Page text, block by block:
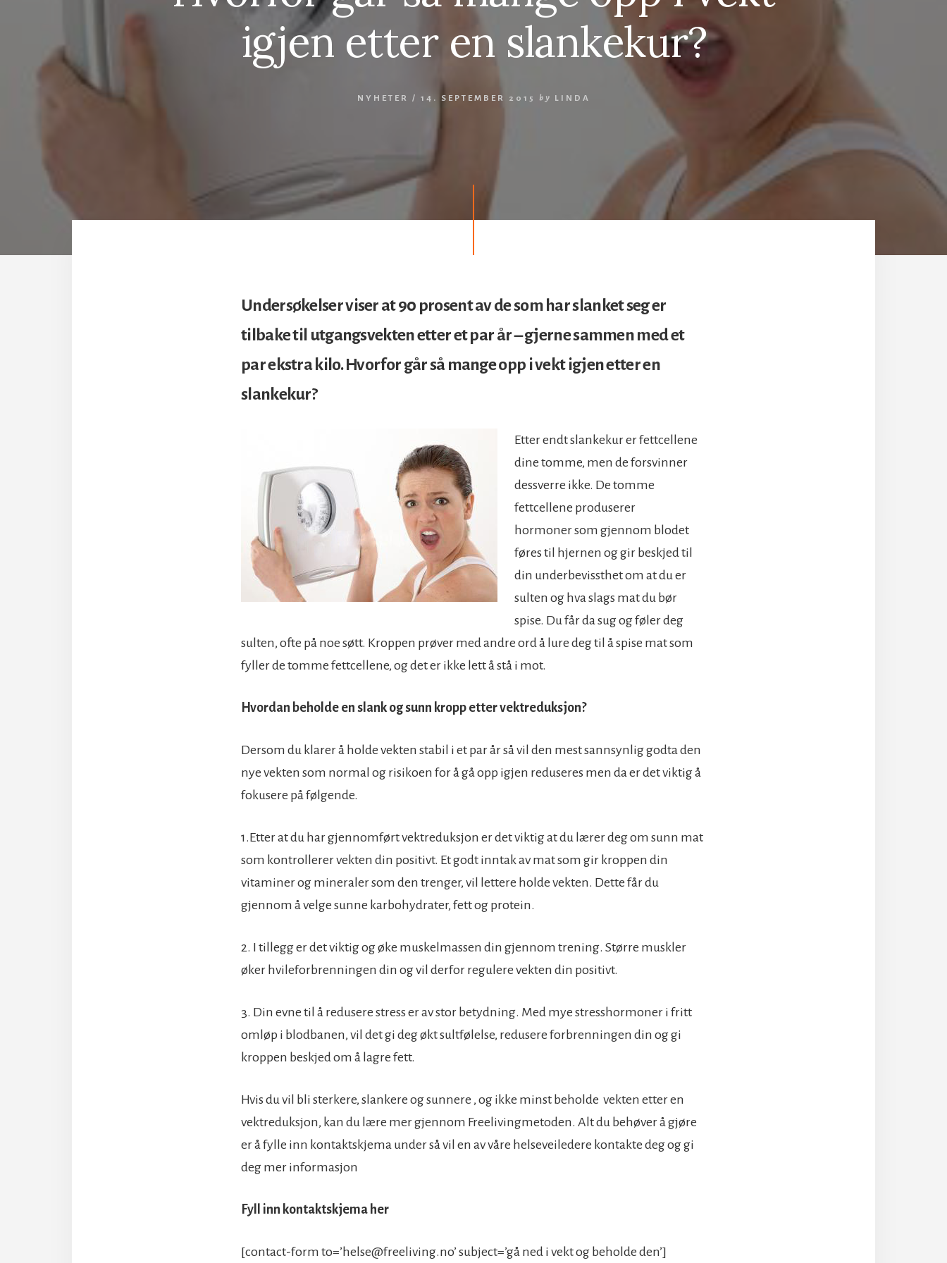
igjen etter en slankekur?
NYHETER / 14. SEPTEMBER 2015 by LINDA
Undersøkelser viser at 90 prosent av de som har slanket seg er
tilbake til utgangsvekten etter et par år – gjerne sammen med et
par ekstra kilo. Hvorfor går så mange opp i vekt igjen etter en
slankekur?
Etter endt slankekur er fettcellene
dine tomme, men de forsvinner
dessverre ikke. De tomme
fettcellene produserer
hormoner som gjennom blodet
føres til hjernen og gir beskjed til
din underbevissthet om at du er
sulten og hva slags mat du bør
spise. Du får da sug og føler deg
sulten, ofte på noe søtt. Kroppen prøver med andre ord å lure deg til å spise mat som
fyller de tomme fettcellene, og det er ikke lett å stå i mot.
Hvordan beholde en slank og sunn kropp etter vektreduksjon?
Dersom du klarer å holde vekten stabil i et par år så vil den mest sannsynlig godta den
nye vekten som normal og risikoen for å gå opp igjen reduseres men da er det viktig å
fokusere på følgende.
1.Etter at du har gjennomført vektreduksjon er det viktig at du lærer deg om sunn mat
som kontrollerer vekten din positivt. Et godt inntak av mat som gir kroppen din
vitaminer og mineraler som den trenger, vil lettere holde vekten. Dette får du
gjennom å velge sunne karbohydrater, fett og protein.
2. I tillegg er det viktig og øke muskelmassen din gjennom trening. Større muskler
øker hvileforbrenningen din og vil derfor regulere vekten din positivt.
3. Din evne til å redusere stress er av stor betydning. Med mye stresshormoner i fritt
omløp i blodbanen, vil det gi deg økt sultfølelse, redusere forbrenningen din og gi
kroppen beskjed om å lagre fett.
Hvis du vil bli sterkere, slankere og sunnere , og ikke minst beholde vekten etter en
vektreduksjon, kan du lære mer gjennom Freelivingmetoden. Alt du behøver å gjøre
er å fylle inn kontaktskjema under så vil en av våre helseveiledere kontakte deg og gi
deg mer informasjon
Fyll inn kontaktskjema her
[contact-form to=’helse@freeliving.no’ subject=’gå ned i vekt og beholde den’]